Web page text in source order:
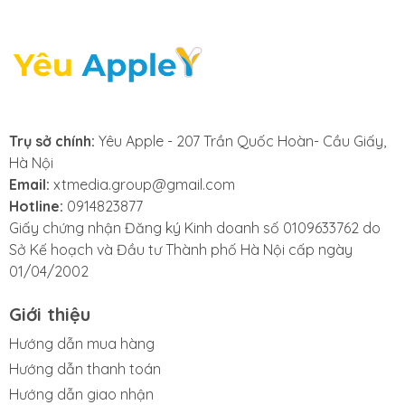
thông báo liên quan đến tình trạng pin, đó là dấu hiệu
rõ ràng cho thấy bạn cần thay pin iPhone mới. Các
cảnh báo như "Pin bị lỗi", "Hiệu suất pin yếu" hay
hoặc các dòng máy khác.
- iPhone 16 Pro Max nóng bất thường: Khi bạn nhận
thấy chiếc iPhone 16 Pro Max trở nên nóng bất
thường trong quá trình sử dụng, đây có thể là dấu
hiệu cho thấy pin đang gặp vấn đề. Hiện tượng này
thường báo hiệu rằng đã đến lúc bạn cần thay pin
hoạt động của máy.
Trụ sở chính: Yêu Apple - 207 Trần Quốc Hoàn- Cầu Giấy,
Hà Nội
Email: xtmedia.group@gmail.com
Hotline: 0914823877
Giấy chứng nhận Đăng ký Kinh doanh số 0109633762 do
Sở Kế hoạch và Đầu tư Thành phố Hà Nội cấp ngày
01/04/2002
Giới thiệu
Hướng dẫn mua hàng
Hướng dẫn thanh toán
Hướng dẫn giao nhận